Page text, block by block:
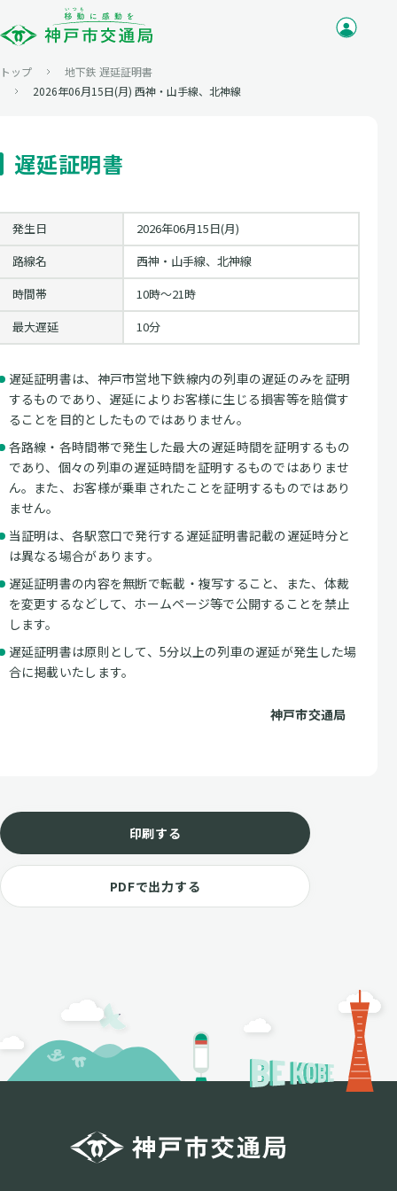
トップ
地下鉄 遅延証明書
2026年06月15日(月) 西神・山手線、北神線
遅延証明書
発生日
2026年06月15日(月)
路線名
西神・山手線、北神線
時間帯
10時〜21時
最大遅延
10分
遅延証明書は、神戸市営地下鉄線内の列車の遅延のみを証明
するものであり、遅延によりお客様に生じる損害等を賠償す
ることを目的としたものではありません。
各路線・各時間帯で発生した最大の遅延時間を証明するもの
であり、個々の列車の遅延時間を証明するものではありませ
ん。また、お客様が乗車されたことを証明するものではあり
ません。
当証明は、各駅窓口で発行する遅延証明書記載の遅延時分と
は異なる場合があります。
遅延証明書の内容を無断で転載・複写すること、また、体裁
を変更するなどして、ホームページ等で公開することを禁止
します。
遅延証明書は原則として、5分以上の列車の遅延が発生した場
合に掲載いたします。
神戸市交通局
印刷する
PDFで出力する